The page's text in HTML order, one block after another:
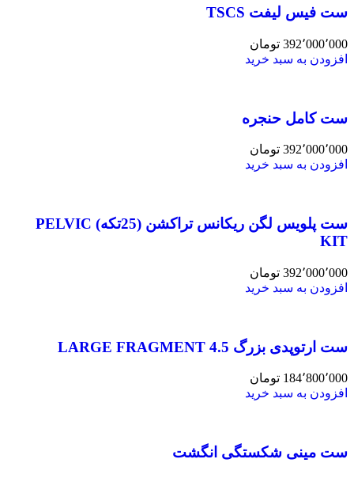
ست فیس لیفت TSCS
392٬000٬000 تومان
افزودن به سبد خرید
ست کامل حنجره
392٬000٬000 تومان
افزودن به سبد خرید
ست پلویس لگن ریکانس تراکشن (25تکه) PELVIC
KIT
392٬000٬000 تومان
افزودن به سبد خرید
ست ارتوپدی بزرگ 4.5 LARGE FRAGMENT
184٬800٬000 تومان
افزودن به سبد خرید
ست مینی شکستگی انگشت